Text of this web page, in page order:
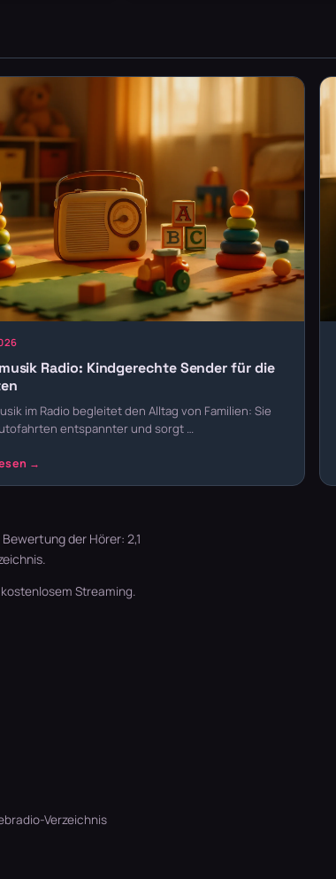
Radio: Kindgerechte Sender für die
im Radio begleitet den Alltag von Familien: Sie
entspannter und sorgt …
der Hörer: 2,1
Streaming.
Verzeichnis